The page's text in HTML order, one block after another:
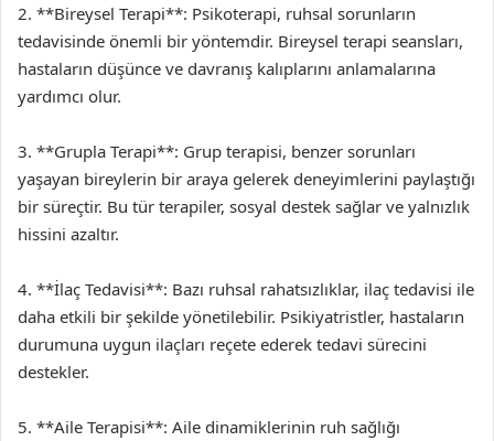
2. **Bireysel Terapi**: Psikoterapi, ruhsal sorunların
tedavisinde önemli bir yöntemdir. Bireysel terapi seansları,
hastaların düşünce ve davranış kalıplarını anlamalarına
yardımcı olur.
3. **Grupla Terapi**: Grup terapisi, benzer sorunları
yaşayan bireylerin bir araya gelerek deneyimlerini paylaştığı
bir süreçtir. Bu tür terapiler, sosyal destek sağlar ve yalnızlık
hissini azaltır.
4. **İlaç Tedavisi**: Bazı ruhsal rahatsızlıklar, ilaç tedavisi ile
daha etkili bir şekilde yönetilebilir. Psikiyatristler, hastaların
durumuna uygun ilaçları reçete ederek tedavi sürecini
destekler.
5. **Aile Terapisi**: Aile dinamiklerinin ruh sağlığı